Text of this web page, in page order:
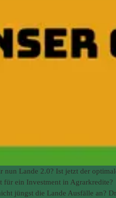
nun Lande 2.0? Ist jetzt der
für ein Investment in Agrarkredite?
jüngst die Lande Ausfälle an?